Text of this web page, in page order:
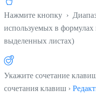
Нажмите кнопку ›
используемых в
выделенных листах)
Укажите сочетание
сочетания клавиш ›